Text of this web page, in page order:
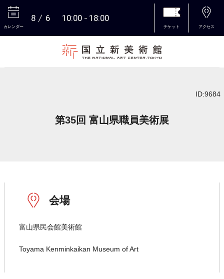
カレンダー
8 6 10:00 18:00
チケット アクセス
ID:9684
第35回 富山県職員美術展
会場
富山県民会館美術館
Toyama Kenminkaikan Museum of Art